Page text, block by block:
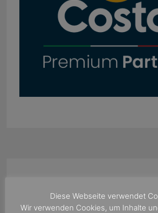
Diese Webseite verwendet
Wir verwenden Cookies, um Inhalte